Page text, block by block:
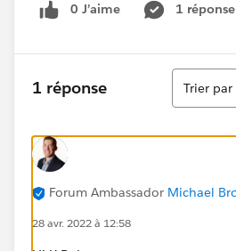
0 J’aime 1 réponse
1 réponse
Tri
Trier
Forum Ambassador Michael
28 avr. 2022 à 12:58